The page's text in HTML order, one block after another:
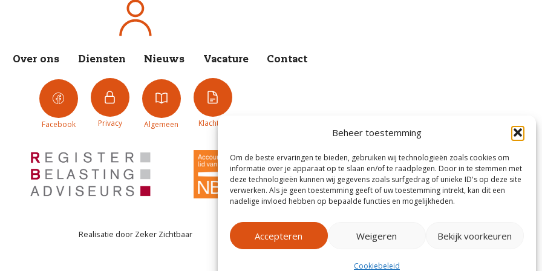
Beheer toestemming
Om de beste ervaringen te bieden, gebruiken wij technologieën zoals cookies om
informatie over je apparaat op te slaan en/of te raadplegen. Door in te stemmen met
deze technologieën kunnen wij gegevens zoals surfgedrag of unieke ID's op deze site
verwerken. Als je geen toestemming geeft of uw toestemming intrekt, kan dit een
nadelige invloed hebben op bepaalde functies en mogelijkheden.
Accepteren Weigeren Bekijk voorkeuren
Cookiebeleid
Over ons Diensten Nieuws Vacature Contact
Facebook Privacy Algemeen Klachten
Realisatie door Zeker Zichtbaar